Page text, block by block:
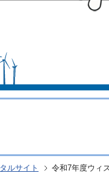
ルサイト 令和7年度ウィ